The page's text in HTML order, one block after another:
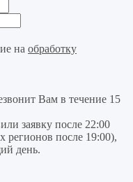
на обработку
Вам в течение 15
заявку после 22:00
регионов после 19:00),
день.